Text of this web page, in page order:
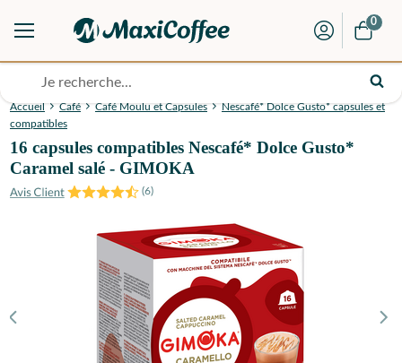
0
Accueil Café Café Moulu et Capsules
Nescafé* Dolce Gusto* capsules et
compatibles
16 capsules compatibles Nescafé* Dolce Gusto*
Caramel salé - GIMOKA
(6)